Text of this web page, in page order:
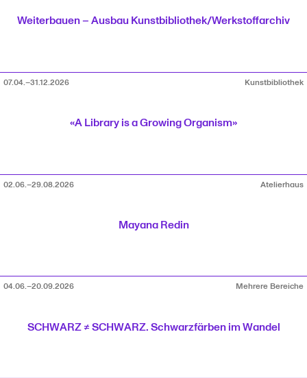
Weiterbauen – Ausbau Kunstbibliothek/Werkstoffarchiv
07.04.–31.12.2026 Kunstbibliothek
«A Library is a Growing Organism»
02.06.–29.08.2026 Atelierhaus
Mayana Redin
04.06.–20.09.2026 Mehrere Bereiche
SCHWARZ ≠ SCHWARZ. Schwarzfärben im Wandel